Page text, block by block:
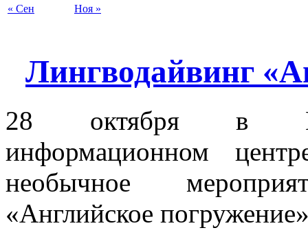
« Сен Ноя »
Лингводайвинг
28 октября в
информационном
необычное
«Английское